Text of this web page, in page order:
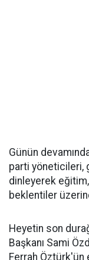
Günün
parti yöneticileri,
dinleyerek
beklentiler
Heyetin son
Başkanı Sami
Ferrah Öztürk'ün